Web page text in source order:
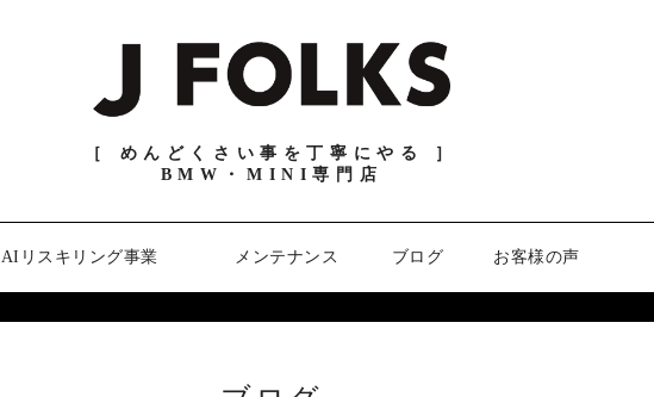
［ めんどくさい事を丁寧にやる ］
BMW・MINI専門店
AIリスキリング事業 メンテナンス ブログ お客様の声